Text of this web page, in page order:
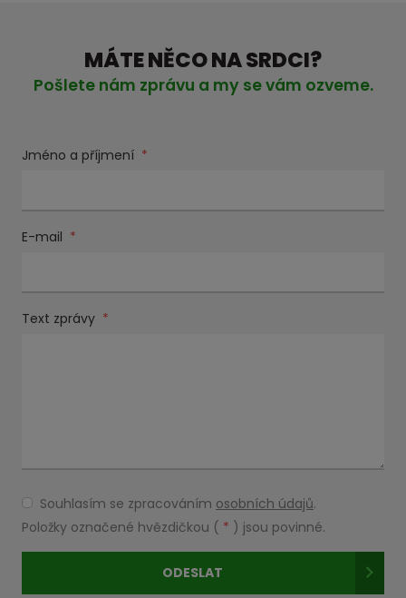
MÁTE NĚCO NA SRDCI?
Pošlete nám zprávu a my se vám ozveme.
Jméno a příjmení *
E-mail *
Text zprávy *
Souhlasím
se
zpracováním
osobních
Souhlasím se zpracováním osobních údajů.
Položky označené hvězdičkou ( * ) jsou povinné.
ODESLAT